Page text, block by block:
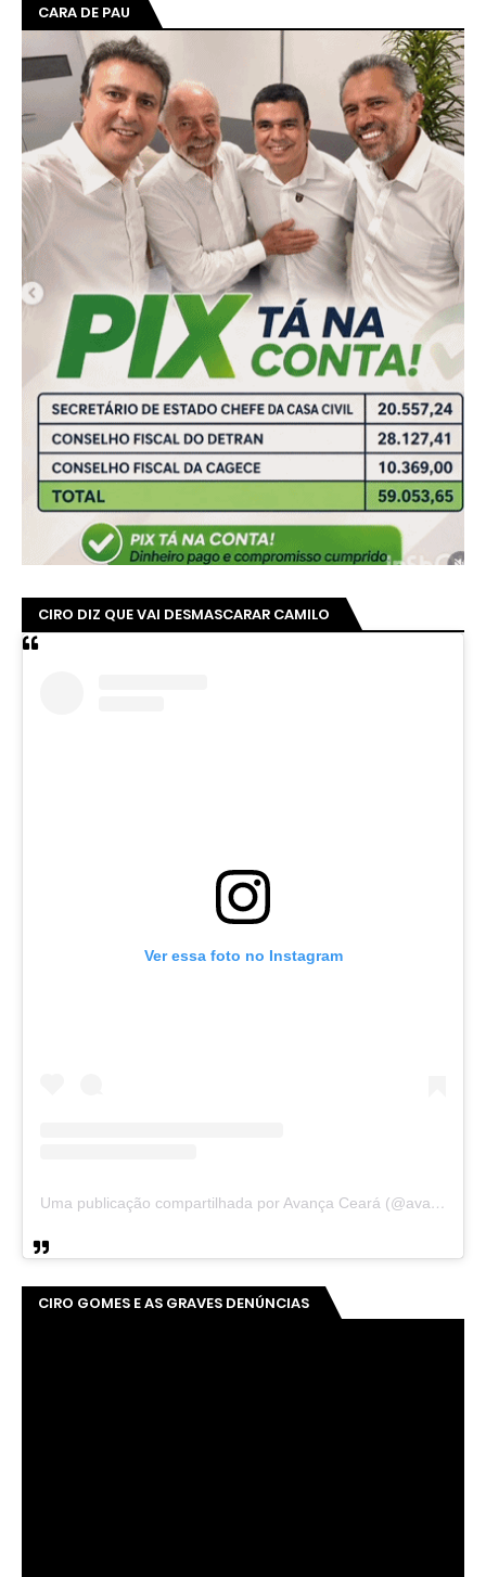
CARA DE PAU
CIRO DIZ QUE VAI DESMASCARAR CAMILO
Ver essa foto no Instagram
Uma publicação compartilhada por Avança Ceará (@avancaceara)
CIRO GOMES E AS GRAVES DENÚNCIAS